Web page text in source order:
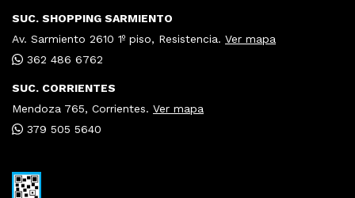
SUC. SHOPPING SARMIENTO
Av. Sarmiento 2610 1º piso, Resistencia. Ver mapa
362 486 6762
SUC. CORRIENTES
Mendoza 765, Corrientes. Ver mapa
379 505 5640